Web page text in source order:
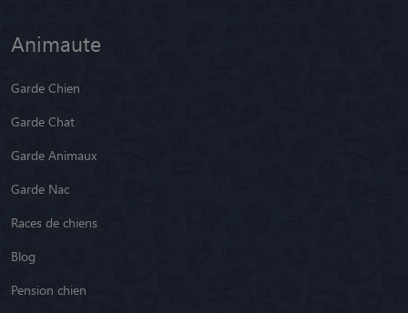
Animaute
Garde Chien
Garde Chat
Garde Animaux
Garde Nac
Races de chiens
Blog
Pension chien